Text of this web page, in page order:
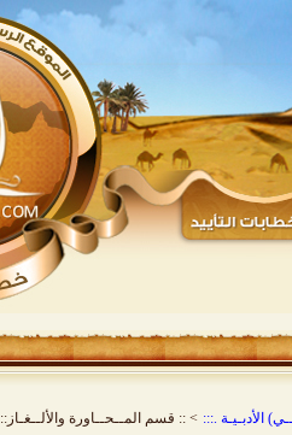
الأدبـيـة .::: > :: قسم المــحــاورة والألــغـاز::